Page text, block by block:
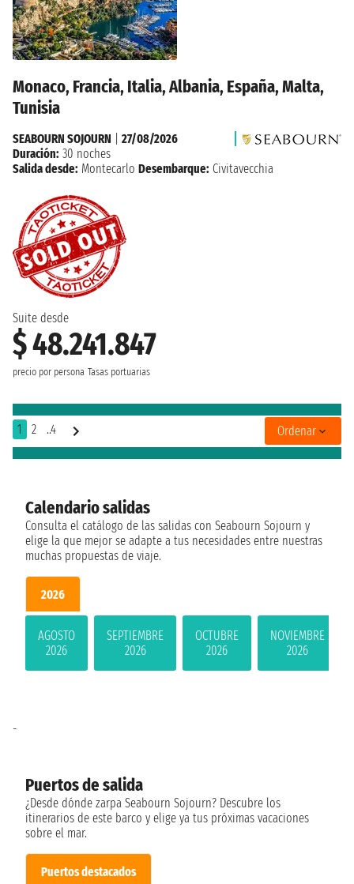
Monaco, Francia, Italia, Albania, España, Malta,
Tunisia
Suite desde
$ 48.241.847
precio por persona Tasas portuarias
SEABOURN SOJOURN
27/08/2026
Duración: 30 noches
Salida desde: Montecarlo Desembarque: Civitavecchia
1 2 ..4 Ordenar
Calendario salidas
Consulta el catálogo de las salidas con Seabourn Sojourn y
elige la que mejor se adapte a tus necesidades entre nuestras
muchas propuestas de viaje.
2026
AGOSTO
2026
SEPTIEMBRE
2026
OCTUBRE
2026
NOVIEMBRE
2026
Puertos de salida
¿Desde dónde zarpa Seabourn Sojourn? Descubre los
itinerarios de este barco y elige ya tus próximas vacaciones
sobre el mar.
Puertos destacados
-